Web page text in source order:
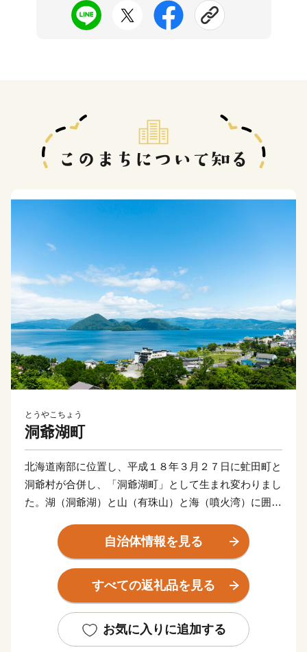
とうやこちょう
洞爺湖町
北海道南部に位置し、平成１８年３月２７日に虻田町と
洞爺村が合併し、「洞爺湖町」として生まれ変わりまし
た。湖（洞爺湖）と山（有珠山）と海（噴火湾）に囲ま
よく観光景観に恵まれていることから北海道有数の観光
地となっています。
★ABCテレビのニュース情報番組「news おかえり」
れました！
👉北海道洞爺湖町の「白いおしるこセット」
自治体情報を見る
すべての返礼品を見る
お気に入りに追加する